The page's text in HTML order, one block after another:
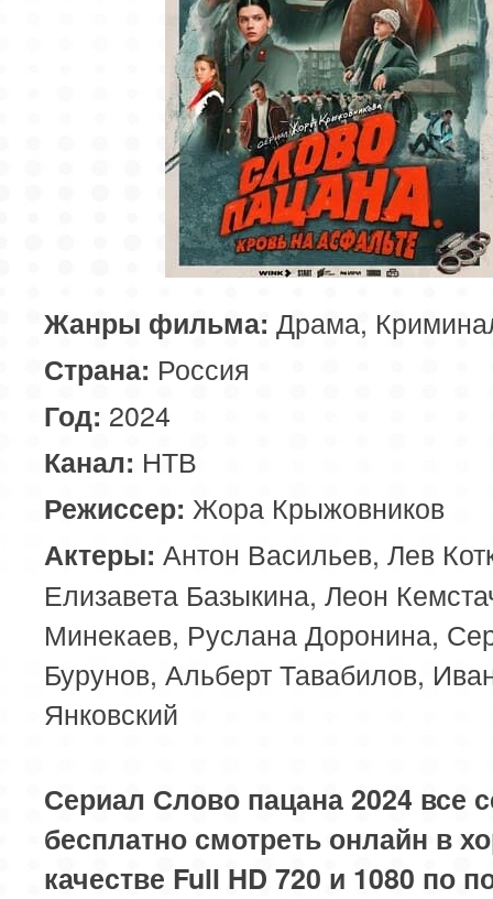
Жанры фильма: Драма,
Страна: Россия
Год: 2024
Канал: НТВ
Режиссер: Жора Крыжовников
Актеры: Антон Васильев, Лев
Елизавета Базыкина, Леон
Минекаев, Руслана Доронина,
Бурунов, Альберт Тавабилов,
Янковский
Сериал Слово пацана 2024 все
бесплатно смотреть онлайн в
качестве Full HD 720 и 1080 по